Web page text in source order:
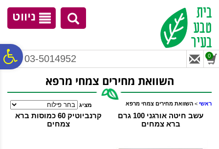
נגישות
ניווט
03-5014952 0
השוואת מחירים צמחי מרפא
ראשי > השוואת מחירים צמחי מרפא מציג
עשב חיטה אורגני 100 גרם
‏ברא צמחים
קרנביוטיק 60 כמוסות ‏ברא
צמחים